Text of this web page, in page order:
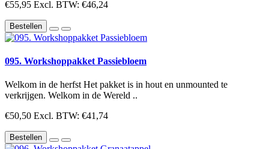
€55,95 Excl. BTW: €46,24
Bestellen
095. Workshoppakket Passiebloem
Welkom in de herfst Het pakket is in hout en unmounted te
verkrijgen. Welkom in de Wereld ..
€50,50 Excl. BTW: €41,74
Bestellen